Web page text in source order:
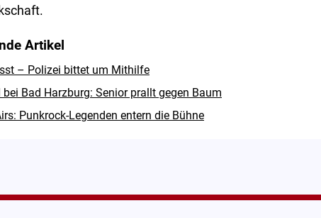
Artikel
– Polizei bittet um Mithilfe
Bad Harzburg: Senior prallt gegen Baum
Punkrock-Legenden entern die Bühne